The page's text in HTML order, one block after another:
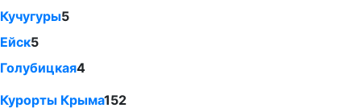
Кучугуры5
Ейск5
Голубицкая4
Курорты Крыма152